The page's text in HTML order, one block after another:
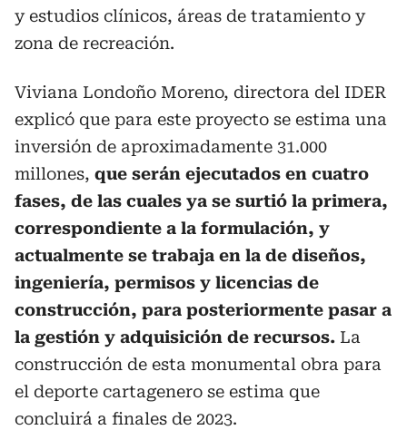
y estudios clínicos, áreas de tratamiento y
zona de recreación.
Viviana Londoño Moreno, directora del IDER
explicó que para este proyecto se estima una
inversión de aproximadamente 31.000
millones, que serán ejecutados en cuatro
fases, de las cuales ya se surtió la primera,
correspondiente a la formulación, y
actualmente se trabaja en la de diseños,
ingeniería, permisos y licencias de
construcción, para posteriormente pasar a
la gestión y adquisición de recursos. La
construcción de esta monumental obra para
el deporte cartagenero se estima que
concluirá a finales de 2023.